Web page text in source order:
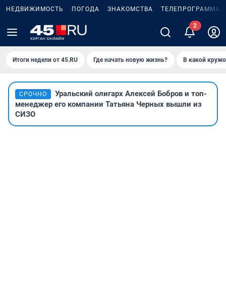
НЕДВИЖИМОСТЬ ПОГОДА ЗНАКОМСТВА ТЕЛЕПРОГРАММА
Итоги недели от 45.RU Где начать новую жизнь? В какой
СРОЧНО
Уральский олигарх Алексей Бобров и топ-
менеджер его компании Татьяна Черных вышли из
СИЗО